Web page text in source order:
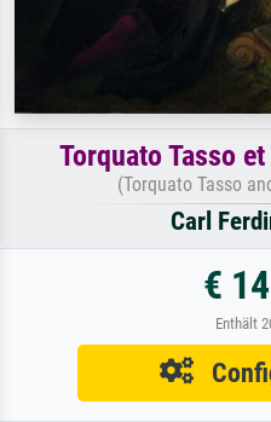
Torquato Tasso
(Torquato Tasso
Carl
€
Enthält